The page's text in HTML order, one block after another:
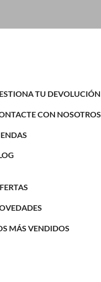
TU DEVOLUCIÓN
CON NOSOTROS
MÁS VENDIDOS